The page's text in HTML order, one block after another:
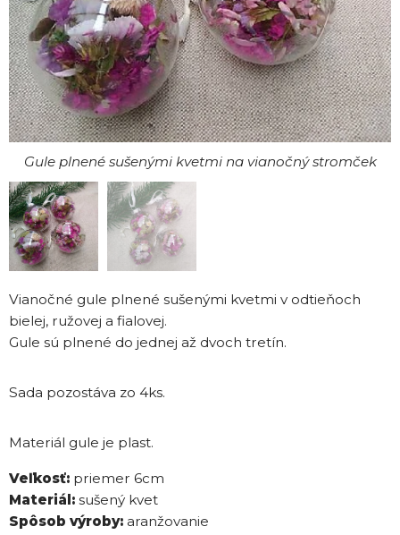
Gule plnené sušenými kvetmi na vianočný stromček
Vianočné gule plnené sušenými kvetmi v odtieňoch
bielej, ružovej a fialovej.
Gule sú plnené do jednej až dvoch tretín.
Sada pozostáva zo 4ks.
Materiál gule je plast.
Veľkosť: priemer 6cm
Materiál: sušený kvet
Spôsob výroby: aranžovanie